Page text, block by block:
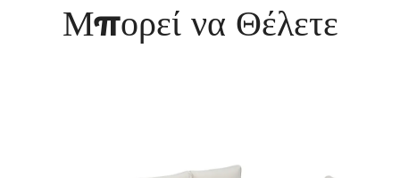
Μπορεί να Θέλετε